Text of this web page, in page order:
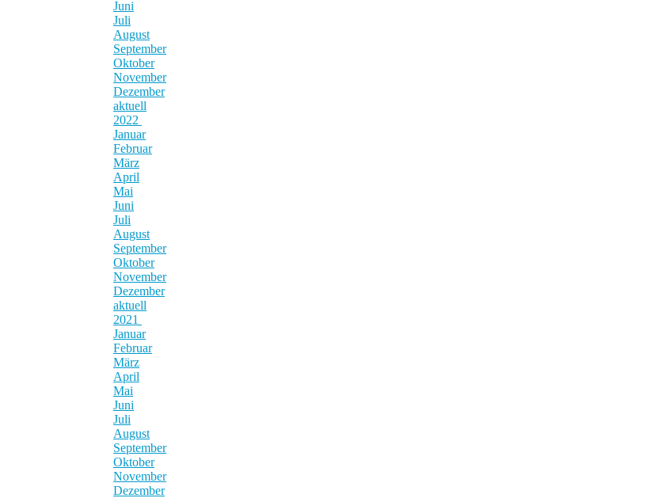
Juni
Juli
August
September
Oktober
November
Dezember
aktuell
2022
Januar
Februar
März
April
Mai
Juni
Juli
August
September
Oktober
November
Dezember
aktuell
2021
Januar
Februar
März
April
Mai
Juni
Juli
August
September
Oktober
November
Dezember